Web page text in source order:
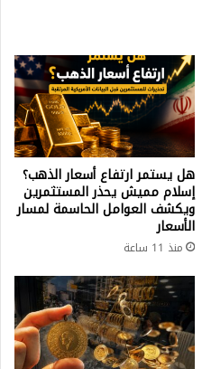
هل يستمر ارتفاع أسعار الذهب؟
إسلام مميش يحذر المستثمرين
ويكشف العوامل الحاسمة لمسار
الأسعار
منذ 11 ساعة